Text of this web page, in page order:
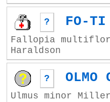
? FO-TI
Fallopia
Haraldson
? OLMO
Ulmus minor Miller